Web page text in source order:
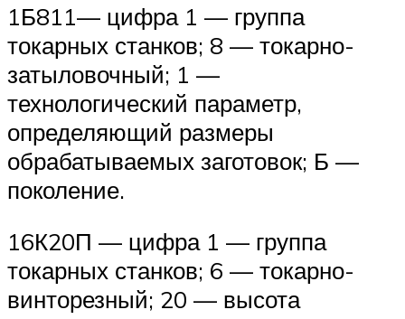
1Б811— цифра 1 — группа
токарных станков; 8 — токарно-
затыловочный; 1 —
технологический параметр,
определяющий размеры
обрабатываемых заготовок; Б —
поколение.
16К20П — цифра 1 — группа
токарных станков; 6 — токарно-
винторезный; 20 — высота